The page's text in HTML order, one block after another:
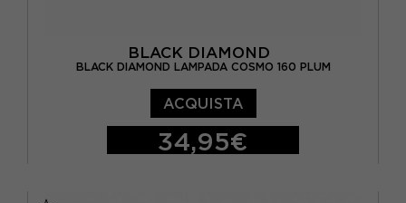
BLACK DIAMOND
BLACK DIAMOND LAMPADA COSMO 160 PLUM
ACQUISTA
34,95€